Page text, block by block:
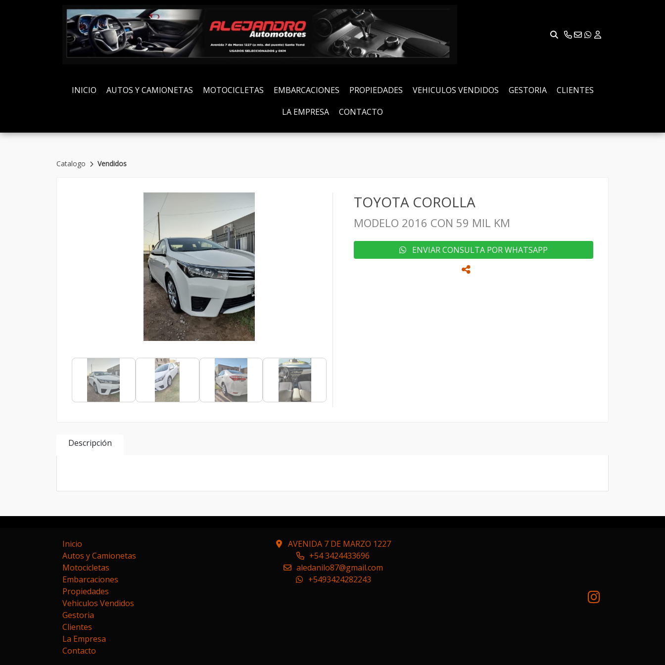
INICIO AUTOS Y CAMIONETAS MOTOCICLETAS EMBARCACIONES PROPIEDADES VEHICULOS VENDIDOS GESTORIA
CLIENTES
LA EMPRESA
CONTACTO
Catalogo Vendidos
TOYOTA COROLLA
MODELO 2016 CON 59 MIL KM
ENVIAR CONSULTA POR WHATSAPP
Descripción
Inicio
Autos y Camionetas
Motocicletas
Embarcaciones
Propiedades
Vehiculos Vendidos
Gestoria
Clientes
La Empresa
Contacto
AVENIDA 7 DE MARZO 1227
+54 3424433696
aledanilo87@gmail.com
+5493424282243